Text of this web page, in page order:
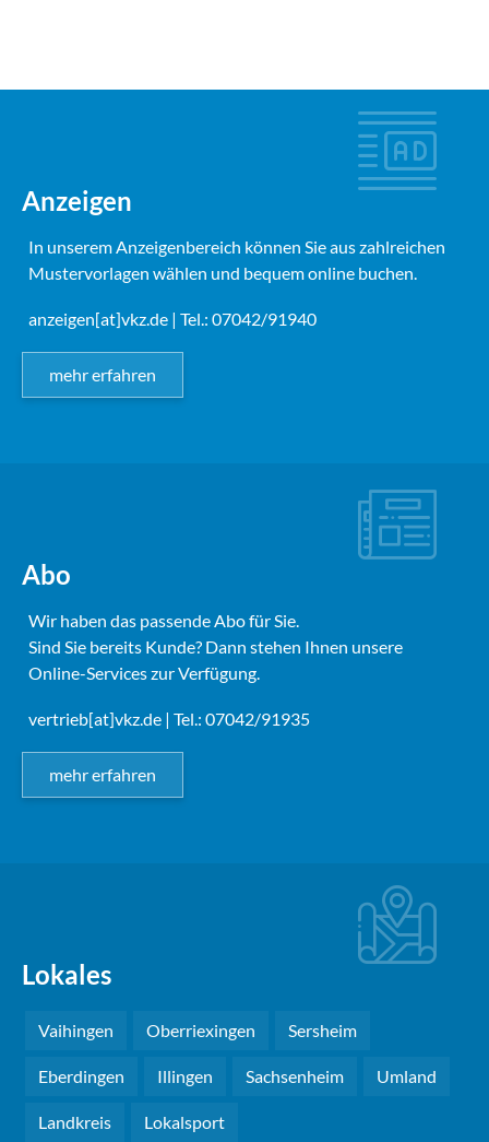
Anzeigen
In unserem Anzeigenbereich können Sie aus zahlreichen
Mustervorlagen wählen und bequem online buchen.
anzeigen[at]vkz.de | Tel.: 07042/91940
mehr erfahren
Abo
Wir haben das passende Abo für Sie.
Sind Sie bereits Kunde? Dann stehen Ihnen unsere
Online-Services zur Verfügung.
vertrieb[at]vkz.de | Tel.: 07042/91935
mehr erfahren
Lokales
Vaihingen Oberriexingen Sersheim
Eberdingen Illingen Sachsenheim Umland
Landkreis Lokalsport